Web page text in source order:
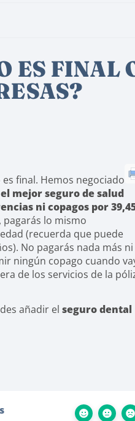
ES FINAL
final. Hemos negociado
el mejor seguro de salud
ni copagos por
pagarás lo mismo
(recuerda que puede
No pagarás nada más ni
ningún copago cuando
de los servicios de la
añadir el seguro dental